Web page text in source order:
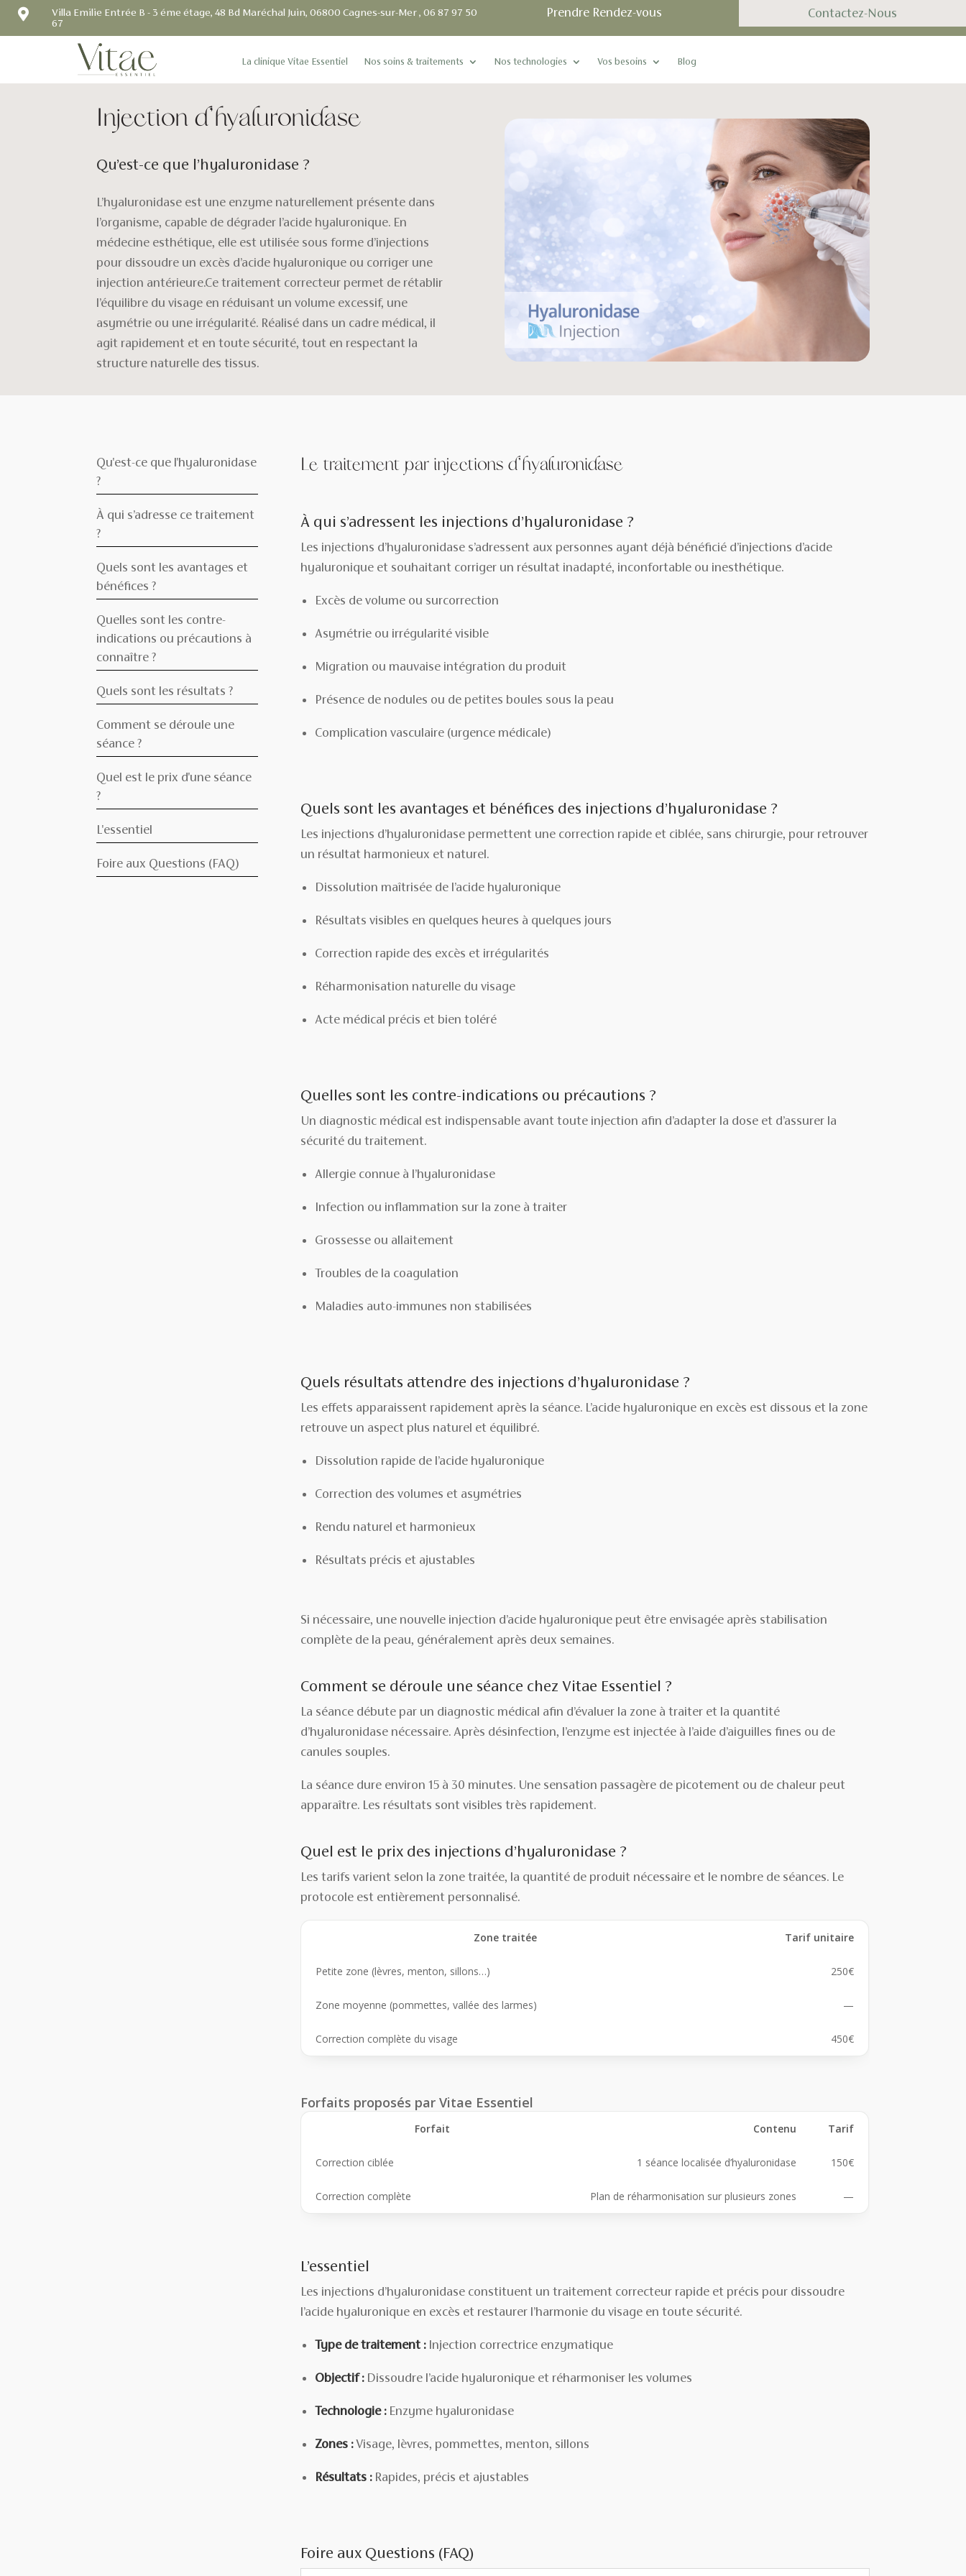

Villa Emilie Entrée B - 3 éme étage, 48 Bd Maréchal Juin, 06800 Cagnes-sur-Mer , 06 87 97 50
67
Prendre Rendez-vous Contactez-Nous
La clinique Vitae Essentiel Nos soins & traitements Nos technologies Vos besoins Blog
Injection d’hyaluronidase
Qu’est-ce que l’hyaluronidase ?
L’hyaluronidase est une enzyme naturellement présente dans
l’organisme, capable de dégrader l’acide hyaluronique. En
médecine esthétique, elle est utilisée sous forme d’injections
pour dissoudre un excès d’acide hyaluronique ou corriger une
injection antérieure.Ce traitement correcteur permet de rétablir
l’équilibre du visage en réduisant un volume excessif, une
asymétrie ou une irrégularité. Réalisé dans un cadre médical, il
agit rapidement et en toute sécurité, tout en respectant la
structure naturelle des tissus.
Qu'est-ce que l'hyaluronidase
?
À qui s’adresse ce traitement
?
Quels sont les avantages et
bénéfices ?
Quelles sont les contre-
indications ou précautions à
connaître ?
Quels sont les résultats ?
Comment se déroule une
séance ?
Quel est le prix d'une séance
?
L'essentiel
Foire aux Questions (FAQ)
Le traitement par injections d’hyaluronidase
À qui s’adressent les injections d’hyaluronidase ?
Les injections d’hyaluronidase s’adressent aux personnes ayant déjà bénéficié d’injections d’acide
hyaluronique et souhaitant corriger un résultat inadapté, inconfortable ou inesthétique.
Excès de volume ou surcorrection
Asymétrie ou irrégularité visible
Migration ou mauvaise intégration du produit
Présence de nodules ou de petites boules sous la peau
Complication vasculaire (urgence médicale)
Quels sont les avantages et bénéfices des injections d’hyaluronidase ?
Les injections d’hyaluronidase permettent une correction rapide et ciblée, sans chirurgie, pour retrouver
un résultat harmonieux et naturel.
Dissolution maîtrisée de l’acide hyaluronique
Résultats visibles en quelques heures à quelques jours
Correction rapide des excès et irrégularités
Réharmonisation naturelle du visage
Acte médical précis et bien toléré
Quelles sont les contre-indications ou précautions ?
Un diagnostic médical est indispensable avant toute injection afin d’adapter la dose et d’assurer la
sécurité du traitement.
Allergie connue à l’hyaluronidase
Infection ou inflammation sur la zone à traiter
Grossesse ou allaitement
Troubles de la coagulation
Maladies auto-immunes non stabilisées
Quels résultats attendre des injections d’hyaluronidase ?
Les effets apparaissent rapidement après la séance. L’acide hyaluronique en excès est dissous et la zone
retrouve un aspect plus naturel et équilibré.
Dissolution rapide de l’acide hyaluronique
Correction des volumes et asymétries
Rendu naturel et harmonieux
Résultats précis et ajustables
Si nécessaire, une nouvelle injection d’acide hyaluronique peut être envisagée après stabilisation
complète de la peau, généralement après deux semaines.
Comment se déroule une séance chez Vitae Essentiel ?
La séance débute par un diagnostic médical afin d’évaluer la zone à traiter et la quantité
d’hyaluronidase nécessaire. Après désinfection, l’enzyme est injectée à l’aide d’aiguilles fines ou de
canules souples.
La séance dure environ 15 à 30 minutes. Une sensation passagère de picotement ou de chaleur peut
apparaître. Les résultats sont visibles très rapidement.
Quel est le prix des injections d’hyaluronidase ?
Les tarifs varient selon la zone traitée, la quantité de produit nécessaire et le nombre de séances. Le
protocole est entièrement personnalisé.
Zone traitée Tarif unitaire
Petite zone (lèvres, menton, sillons…) 250€
Zone moyenne (pommettes, vallée des larmes) —
Correction complète du visage 450€
Forfaits proposés par Vitae Essentiel
Forfait Contenu Tarif
Correction ciblée 1 séance localisée d’hyaluronidase 150€
Correction complète Plan de réharmonisation sur plusieurs zones —
L’essentiel
Les injections d’hyaluronidase constituent un traitement correcteur rapide et précis pour dissoudre
l’acide hyaluronique en excès et restaurer l’harmonie du visage en toute sécurité.
Type de traitement :Injection correctrice enzymatique
Objectif :Dissoudre l’acide hyaluronique et réharmoniser les volumes
Technologie :Enzyme hyaluronidase
Zones :Visage, lèvres, pommettes, menton, sillons
Résultats :Rapides, précis et ajustables
Foire aux Questions (FAQ)